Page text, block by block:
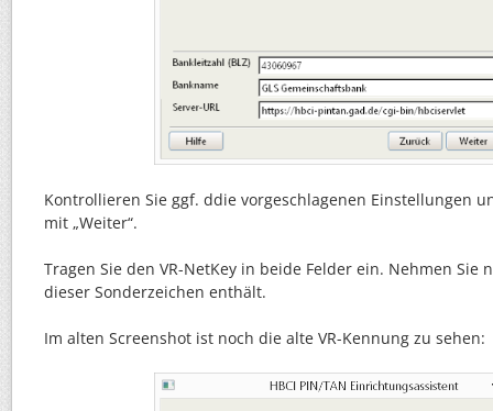
Kontrollieren Sie ggf. ddie vorgeschlagenen Einstellungen
mit „Weiter“.
Tragen Sie den VR-NetKey in beide Felder ein. Nehmen Sie
dieser Sonderzeichen enthält.
Im alten Screenshot ist noch die alte VR-Kennung zu sehen: